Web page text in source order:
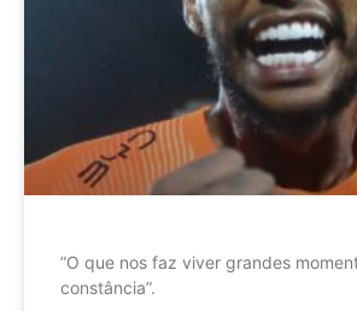
”O que nos faz viver grandes
constância”.